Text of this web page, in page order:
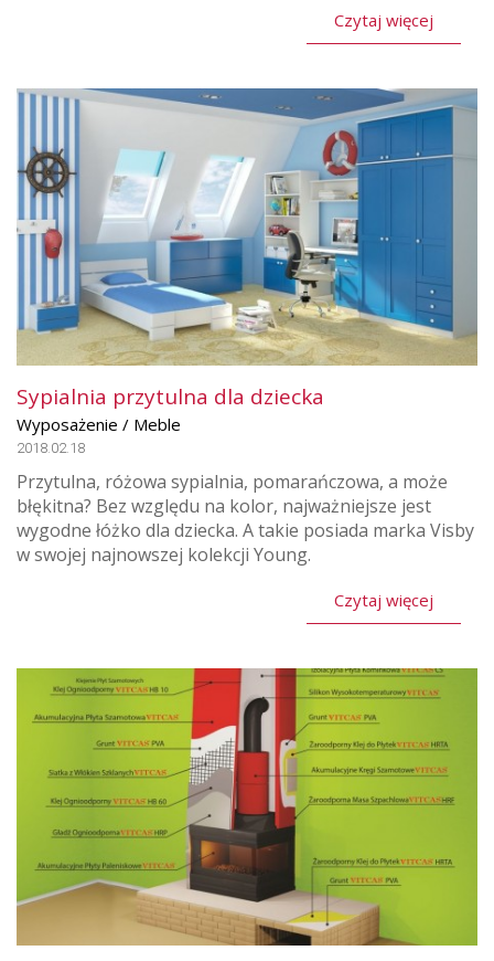
Czytaj więcej
Sypialnia przytulna dla dziecka
Wyposażenie / Meble
2018.02.18
Przytulna, różowa sypialnia, pomarańczowa, a może
błękitna? Bez względu na kolor, najważniejsze jest
wygodne łóżko dla dziecka. A takie posiada marka Visby
w swojej najnowszej kolekcji Young.
Czytaj więcej